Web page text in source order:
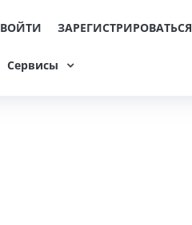
ВОЙТИ ЗАРЕГИСТРИРОВАТЬСЯ
Сервисы